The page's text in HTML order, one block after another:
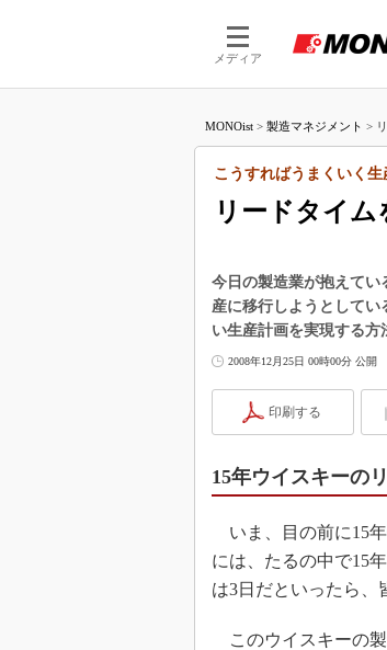
メディア
MONOist > 製造マネジメント >
リードタイム
こうすればうまくいく生
今日の製造業が抱えてい
産に移行しようとして
い生産計画を実現する方
2008年12月25日 00時00分 公開
印刷する
15年ウイスキーの
いま、目の前に15
には、たるの中で15
は3日だといったら、
このウイスキーの製